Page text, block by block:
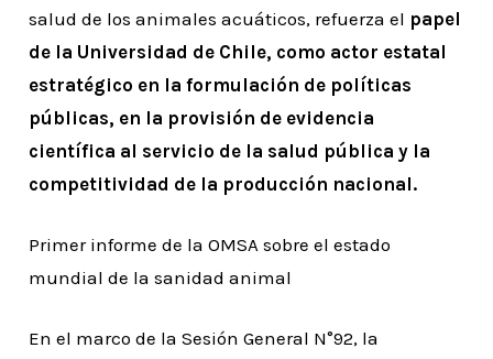
salud de los animales acuáticos, refuerza el papel
de la Universidad de Chile, como actor estatal
estratégico en la formulación de políticas
públicas, en la provisión de evidencia
científica al servicio de la salud pública y la
competitividad de la producción nacional.
Primer informe de la OMSA sobre el estado
mundial de la sanidad animal
En el marco de la Sesión General N°92, la